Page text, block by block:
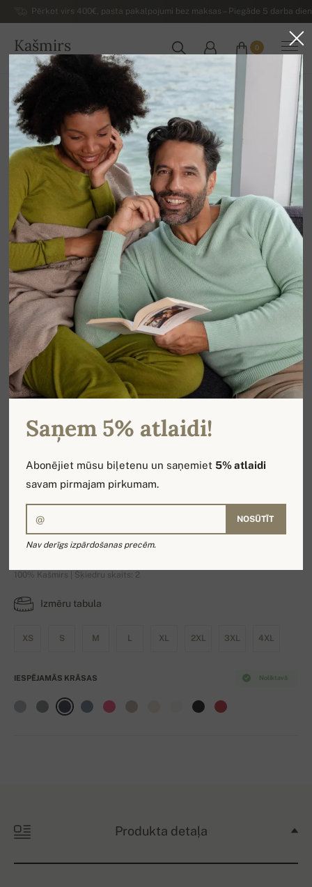
Pērkot virs 400€, pasta pakalpojumi bez maksas – Piegāde 5 darba
Kašmirs
LATVIJA
0
Uz mājām Luksusa vīriešu kašmira džemperi
Alexandre Premium
100% Kašmirs | Šķiedru skaits: 2
Izmēru tabula
XS S M L XL 2XL 3XL 4XL
Noliktavā
IESPĒJAMĀS KRĀSAS
Produkta detaļa
Saņem 5% atlaidi!
Abonējiet mūsu biļetenu un saņemiet5% atlaidi
savam pirmajam pirkumam.
NOSŪTĪT
Nav derīgs izpārdošanas precēm.